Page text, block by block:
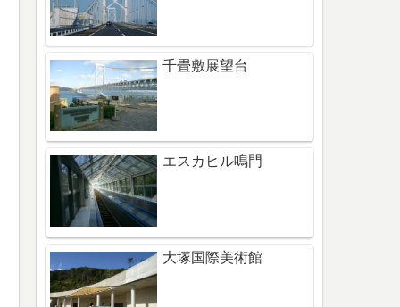
千畳敷展望台
エスカヒル鳴門
大塚国際美術館